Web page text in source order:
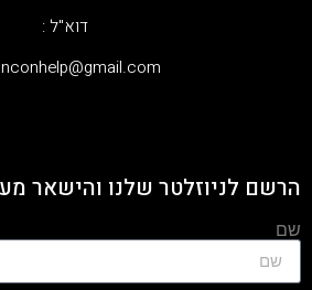
דוא"ל :
הרשם לניוזלטר שלנו והישאר
שם